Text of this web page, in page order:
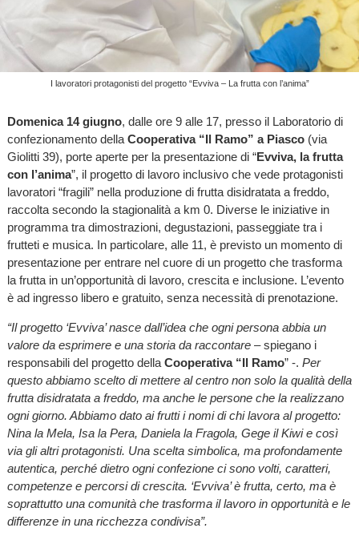
I lavoratori protagonisti del progetto “Evviva – La frutta con l’anima”
Domenica 14 giugno, dalle ore 9 alle 17, presso il Laboratorio di
confezionamento della Cooperativa “Il Ramo” a Piasco(via
Giolitti 39), porte aperte per la presentazione di “Evviva, la frutta
con l’anima”, il progetto di lavoro inclusivo che vede protagonisti
lavoratori “fragili” nella produzione di frutta disidratata a freddo,
raccolta secondo la stagionalità a km 0. Diverse le iniziative in
programma tra dimostrazioni, degustazioni, passeggiate tra i
frutteti e musica. In particolare, alle 11, è previsto un momento di
presentazione per entrare nel cuore di un progetto che trasforma
la frutta in un’opportunità di lavoro, crescita e inclusione. L’evento
è ad ingresso libero e gratuito, senza necessità di prenotazione.
“Il progetto ‘Evviva’ nasce dall’idea che ogni persona abbia un
valore da esprimere e una storia da raccontare– spiegano i
responsabili del progetto della Cooperativa “Il Ramo” -. Per
questo abbiamo scelto di mettere al centro non solo la qualità della
frutta disidratata a freddo, ma anche le persone che la realizzano
ogni giorno. Abbiamo dato ai frutti i nomi di chi lavora al progetto:
Nina la Mela, Isa la Pera, Daniela la Fragola, Gege il Kiwi e così
via gli altri protagonisti. Una scelta simbolica, ma profondamente
autentica, perché dietro ogni confezione ci sono volti, caratteri,
competenze e percorsi di crescita. ‘Evviva’ è frutta, certo, ma è
soprattutto una comunità che trasforma il lavoro in opportunità e le
differenze in una ricchezza condivisa”.